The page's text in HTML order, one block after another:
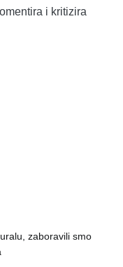
i kritizira
zaboravili smo